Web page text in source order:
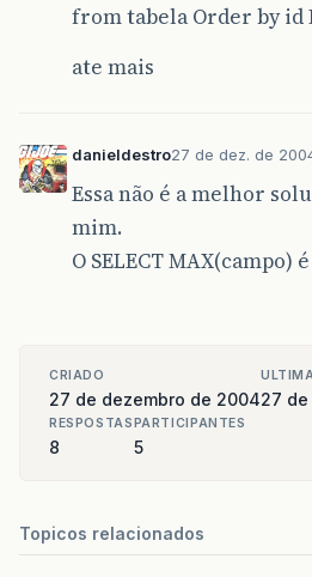
from tabela Order by id
ate mais
danieldestro27 de dez. de
Essa não é a melhor
mim.
O SELECT MAX(campo)
CRIADO
27 de dezembro de 200427
RESPOSTAS
8
PARTICIPANTES
5
Topicos relacionados